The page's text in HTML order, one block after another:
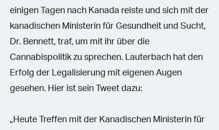
einigen Tagen nach Kanada reiste und sich mit der
kanadischen Ministerin für Gesundheit und Sucht,
Dr. Bennett, traf, um mit ihr über die
Cannabispolitik zu sprechen. Lauterbach hat den
Erfolg der Legalisierung mit eigenen Augen
gesehen. Hier ist sein Tweet dazu:
„Heute Treffen mit der Kanadischen Ministerin für